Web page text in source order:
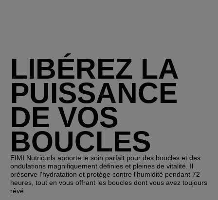
LIBÉREZ LA
PUISSANCE
DE VOS
BOUCLES
EIMI Nutricurls apporte le soin parfait pour des boucles et des
ondulations magnifiquement définies et pleines de vitalité. Il
préserve l'hydratation et protège contre l'humidité pendant 72
heures, tout en vous offrant les boucles dont vous avez toujours
rêvé.